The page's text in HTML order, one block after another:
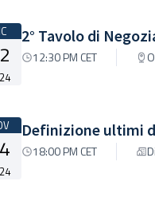
2° Tavolo di
12:30 PM CET
Definizione ultimi
18:00 PM CET